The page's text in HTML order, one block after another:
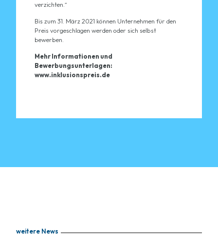
verzichten.“
Bis zum 31. März 2021 können Unternehmen für den
Preis vorgeschlagen werden oder sich selbst
bewerben.
Mehr Informationen und
Bewerbungsunterlagen:
www.inklusionspreis.de
weitere News